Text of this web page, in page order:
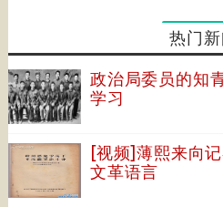
热门
政治局委员的知
学习
[视频]薄熙来向
文革语言